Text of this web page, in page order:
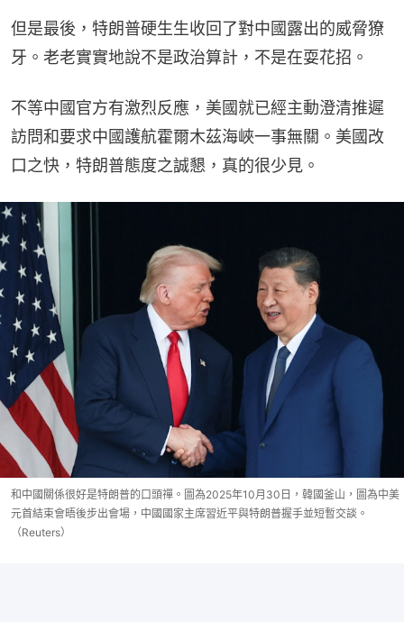
但是最後，特朗普硬生生收回了對中國露出的威脅獠
牙。老老實實地說不是政治算計，不是在耍花招。
不等中國官方有激烈反應，美國就已經主動澄清推遲
訪問和要求中國護航霍爾木茲海峽一事無關。美國改
口之快，特朗普態度之誠懇，真的很少見。
和中國關係很好是特朗普的口頭禪。圖為2025年10月30日，韓國釜山，圖為中美
元首結束會晤後步出會場，中國國家主席習近平與特朗普握手並短暫交談。
（Reuters）